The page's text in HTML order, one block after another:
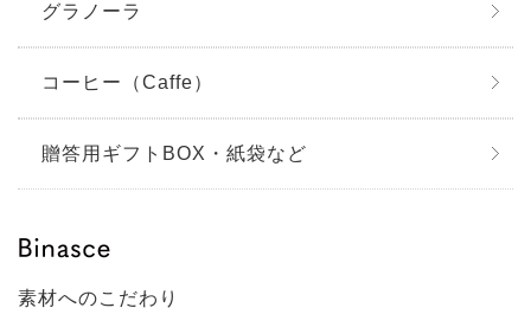
グラノーラ
コーヒー（Caffe）
贈答用ギフトBOX・紙袋など
素材へのこだわり